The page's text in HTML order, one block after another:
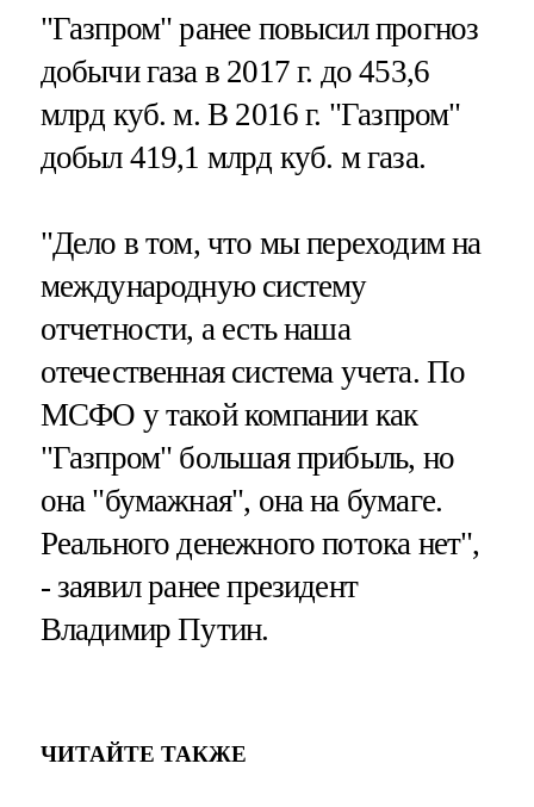
"Газпром" ранее повысил прогноз
добычи газа в 2017 г. до 453,6
млрд куб. м. В 2016 г. "Газпром"
добыл 419,1 млрд куб. м газа.
"Дело в том, что мы переходим на
международную систему
отчетности, а есть наша
отечественная система учета. По
МСФО у такой компании как
"Газпром" большая прибыль, но
она "бумажная", она на бумаге.
Реального денежного потока нет",
- заявил ранее президент
Владимир Путин.
ЧИТАЙТЕ ТАКЖЕ